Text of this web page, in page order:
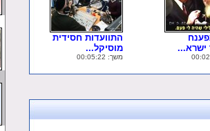
ישרא...
התוועדות חסידית
מוסיקל...
משך: 00:05:22